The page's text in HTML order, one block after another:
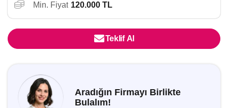
Min. Fiyat 120.000 TL
Teklif Al
Aradığın Firmayı Birlikte
Bulalım!